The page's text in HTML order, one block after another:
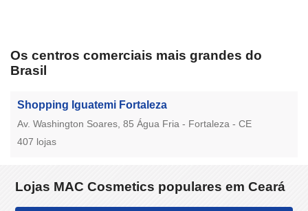
Os centros comerciais mais grandes do
Brasil
Shopping Iguatemi Fortaleza
Av. Washington Soares, 85 Água Fria - Fortaleza - CE
407 lojas
Lojas MAC Cosmetics populares em Ceará